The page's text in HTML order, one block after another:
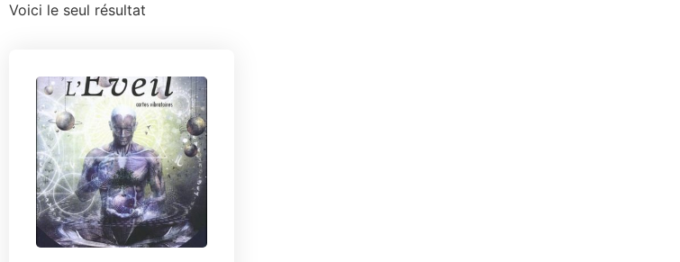
Voici le seul résultat